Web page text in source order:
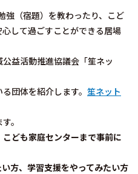
強（宿題）を教わったり、こど
して過ごすことができる居場
益活動推進協議会「笙ネッ
団体を紹介します。 笙ネット
。
ども家庭センターまで事前に
方、学習支援をやってみたい方